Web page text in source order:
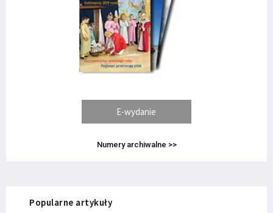
E-wydanie
Numery archiwalne >>
Popularne artykuły